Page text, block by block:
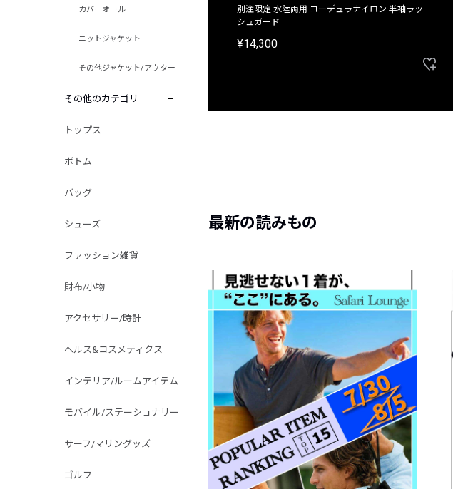
カバーオール
ニットジャケット
その他ジャケット/アウター
その他のカテゴリ
トップス
ボトム
バッグ
シューズ
ファッション雑貨
財布/小物
アクセサリー/時計
ヘルス&コスメティクス
インテリア/ルームアイテム
モバイル/ステーショナリー
サーフ/マリングッズ
ゴルフ
別注限定 ピグメントダイ バックプリント サーフ
別注限定 水陸両用 コーデュラナイロン 半袖ラッ
シュガード
¥14,300
最新の読みもの